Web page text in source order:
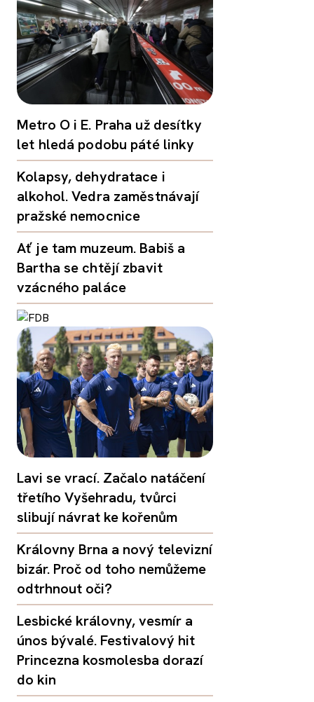
Metro O i E. Praha už desítky
let hledá podobu páté linky
Kolapsy, dehydratace i
alkohol. Vedra zaměstnávají
pražské nemocnice
Ať je tam muzeum. Babiš a
Bartha se chtějí zbavit
vzácného paláce
Lavi se vrací. Začalo natáčení
třetího Vyšehradu, tvůrci
slibují návrat ke kořenům
Královny Brna a nový televizní
bizár. Proč od toho nemůžeme
odtrhnout oči?
Lesbické královny, vesmír a
únos bývalé. Festivalový hit
Princezna kosmolesba dorazí
do kin